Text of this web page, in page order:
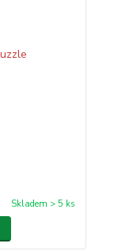
Skladem > 5 ks